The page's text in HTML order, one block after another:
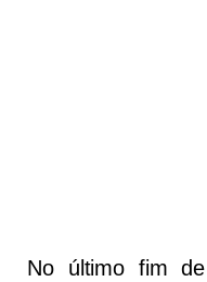
No último fim